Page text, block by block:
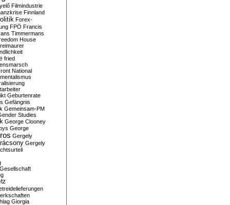
Filmindustrie
Finnland
Forex-
FPÖ Francis
Timmermans
House
fried
National
Geburtenrate
Gefängnis
Gemeinsam-PM
Studies
George Clooney
George
Gergely
Gergely
Gesellschaft
Giorgia